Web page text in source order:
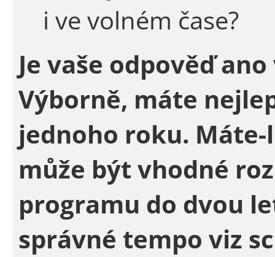
i ve volném čase?
Je vaše odpověď
Výborně, máte
jednoho roku.
může být vhodné
programu do dvou
správné tempo viz